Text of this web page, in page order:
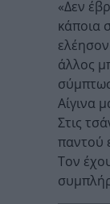
«Δεν
κάποια
άλλος
Αίγινα
Στις
παντού
Τον